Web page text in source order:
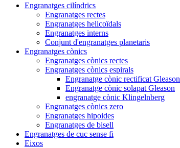
Engranatges cilíndrics
Engranatges rectes
Engranatges helicoïdals
Engranatges interns
Conjunt d'engranatges planetaris
Engranatges cònics
Engranatges cònics rectes
Engranatges cònics espirals
Engranatge cònic rectificat Gleason
Engranatge cònic solapat Gleason
engranatge cònic Klingelnberg
Engranatges cònics zero
Engranatges hipoides
Engranatges de bisell
Engranatges de cuc sense fi
Eixos